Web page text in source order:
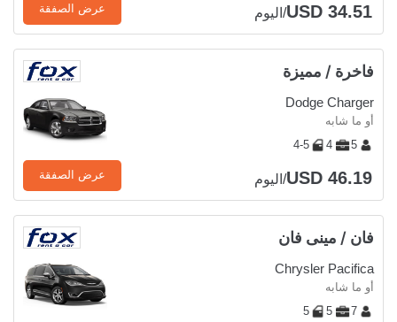
USD 34.51/اليوم عرض الصفقة
فاخرة / مميزة
Dodge Charger
أو ما شابه
5
4
4-5
USD 46.19/اليوم عرض الصفقة
فان / مينى فان
Chrysler Pacifica
أو ما شابه
7
5
5